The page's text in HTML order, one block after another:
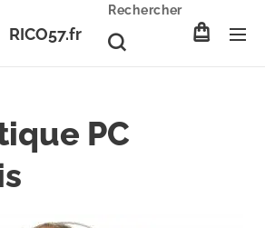
RICO57.fr
Rechercher
PC